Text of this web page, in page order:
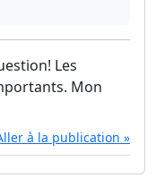
Les
Mon
à la publication »